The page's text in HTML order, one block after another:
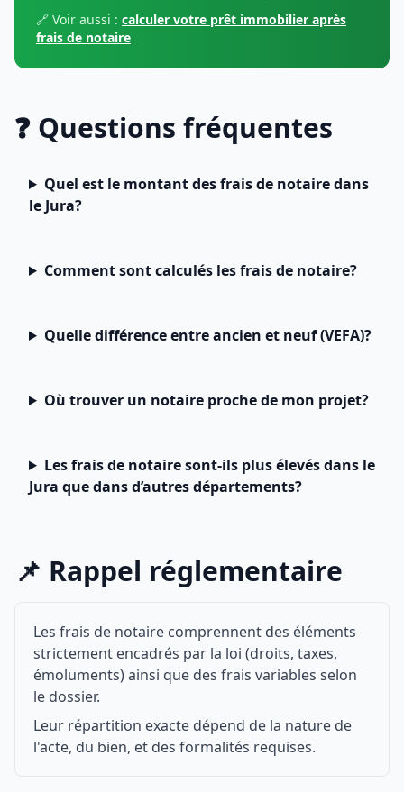
🔗 Voir aussi : calculer votre prêt immobilier après
frais de notaire
❓ Questions fréquentes
Quel est le montant des frais de notaire dans
le Jura?
Comment sont calculés les frais de notaire?
Quelle différence entre ancien et neuf (VEFA)?
Où trouver un notaire proche de mon projet?
Les frais de notaire sont-ils plus élevés dans le
Jura que dans d’autres départements?
📌 Rappel réglementaire
Les frais de notaire comprennent des éléments
strictement encadrés par la loi (droits, taxes,
émoluments) ainsi que des frais variables selon
le dossier.
Leur répartition exacte dépend de la nature de
l'acte, du bien, et des formalités requises.